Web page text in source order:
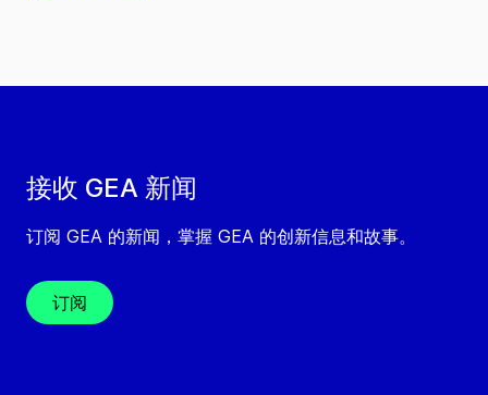
接收 GEA 新闻
订阅 GEA 的新闻，掌握 GEA 的创新信息和故事。
订阅